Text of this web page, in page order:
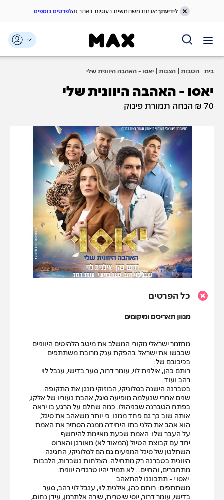
דלג אל תפריט ניווט
דלג אל תוכן ראשי
דלג אל תחתית העמוד
לידיעתך:אנחנו משתמשים בעוגיות באתר זהלפרטים נוספים
בית הטבות הצגות יאסו - האהבה היוונית שלי
יאסו - האהבה היוונית שלי
70 ₪ הנחה תמורת פינוק
כל הפרטים
מגוון תאריכים ומיקומים
מחזמר ישראלי מקורי המשלב את מיטב הלהיטים היווניים
שכבשו את ישראל. בהפקת ענק מרובת משתתפים
בכיכובם של:
רותם כהן, אילנית לוי, עומר דרור, סער בדישי, ענבל לוי
רהב ועוד..
בטברנה הישנה בסלוניקי, הבוזוקי מנגן את התקופה…
שנים אחרי שנעלמה מופיעה סיגל, אהבת נעוריו של אלקו,
בפתח הטברנה שבניהולו. כמה שחלם על הרגע בו יראה
אותה שוב כך גם פחד ממנו. כי יותר משאהב את סיגל,
הוא אהב את הלני בתו היחידה ממנה הסתיר את האמת
על העבר שלו. האמת שכעת מאיימת להיחשף.
יחד עם קבוצת הטיול (המאוד לא) מאורגן והארוס
השתלטן של סיגל המגיעים גם הם לסלוניקי, החגיגה
היוונית בטברנה רק מתחילה. הצלחות נשברות, הלבבות
מתחברים, והחיים… לא תמיד יהיו טרגדיה יוונית.
יאסו! - תתכוננו להתאהב
משתתפים: רותם כהן, אילנית לוי, ענבל לוי רהב, סער
בדישי, עומר דרור, יוסי שיטרית, שירה אלתרמן, עידן נחום,